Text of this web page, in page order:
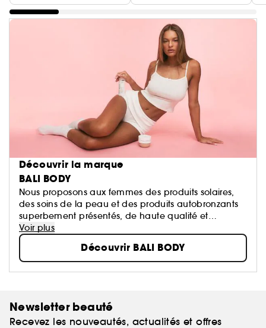
Découvrir la marque
BALI BODY
Nous proposons aux femmes des produits solaires,
des soins de la peau et des produits autobronzants
superbement présentés, de haute qualité et
abordables.
Chez Bali Body, notre objectif est de faire en sorte
que vous puissiez toujours emporter un rayon de
soleil avec vous, en tout lieu et en toute occasion.
Bali Body, un concentré de soleil, dans une bouteille.
Voir plus
Découvrir BALI BODY
Newsletter beauté
Recevez les nouveautés, actualités et offres